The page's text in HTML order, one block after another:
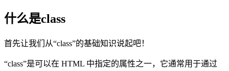
什么是class
首先让我们从“class”的基础知识说起吧！
“class”是可以在 HTML 中指定的属性之一，它通常用于通过